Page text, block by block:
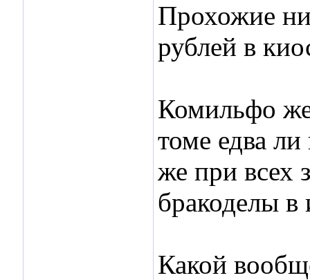
Прохожие
рублей в
Комильфо же
томе едва
же при всех
бракоделы в
Какой